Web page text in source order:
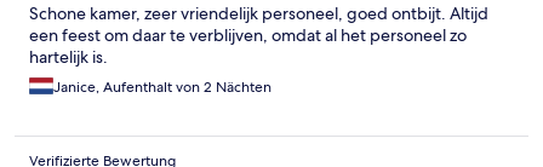
Schone kamer, zeer vriendelijk personeel, goed ontbijt. Altijd
een feest om daar te verblijven, omdat al het personeel zo
hartelijk is.
Janice, Aufenthalt von 2 Nächten
Verifizierte Bewertung